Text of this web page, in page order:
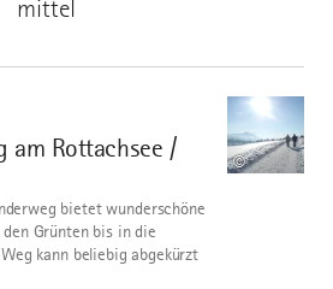
mittel
am Rottachsee /
©
bietet wunderschöne
Grünten bis in die
kann beliebig abgekürzt